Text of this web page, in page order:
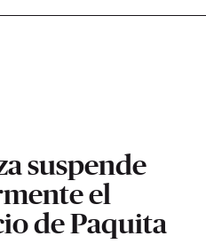
suspende
el
de Paquita